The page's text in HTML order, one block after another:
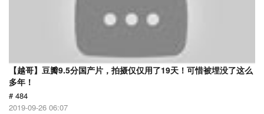
【越哥】豆瓣9.5分国产片，拍摄仅仅用了19天！可惜被埋没了这么
多年！
# 484
2019-09-26 06:07